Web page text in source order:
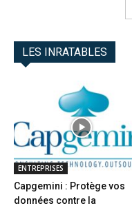
LES INRATABLES
ENTREPRISES
Capgemini : Protège vos
données contre la